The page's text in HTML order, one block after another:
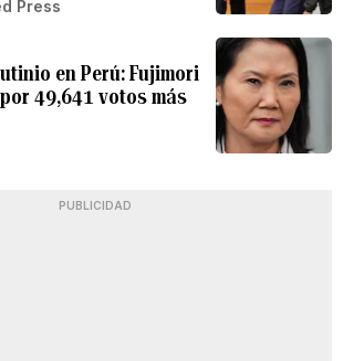
Press
en Perú: Fujimori
49,641 votos más
PUBLICIDAD